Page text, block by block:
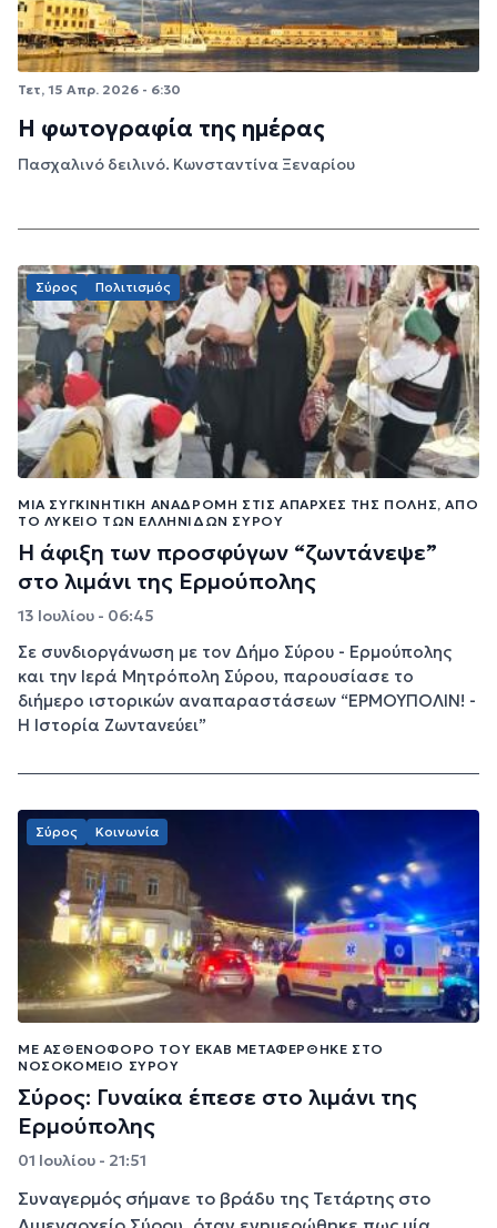
Τετ, 15 Απρ. 2026 - 6:30
Η φωτογραφία της ημέρας
Πασχαλινό δειλινό. Κωνσταντίνα Ξεναρίου
Σύρος Πολιτισμός
ΜΙΑ ΣΥΓΚΙΝΗΤΙΚΉ ΑΝΑΔΡΟΜΉ ΣΤΙΣ ΑΠΑΡΧΈΣ ΤΗΣ ΠΌΛΗΣ, ΑΠΌ
ΤΟ ΛΎΚΕΙΟ ΤΩΝ ΕΛΛΗΝΊΔΩΝ ΣΎΡΟΥ
Η άφιξη των προσφύγων “ζωντάνεψε”
στο λιμάνι της Ερμούπολης
13 Ιουλίου - 06:45
Σε συνδιοργάνωση με τον Δήμο Σύρου - Ερμούπολης
και την Ιερά Μητρόπολη Σύρου, παρουσίασε το
διήμερο ιστορικών αναπαραστάσεων “ΕΡΜΟΥΠΟΛΙΝ! -
Η Ιστορία Ζωντανεύει”
Σύρος Κοινωνία
ΜΕ ΑΣΘΕΝΟΦΌΡΟ ΤΟΥ ΕΚΑΒ ΜΕΤΑΦΈΡΘΗΚΕ ΣΤΟ
ΝΟΣΟΚΟΜΕΊΟ ΣΎΡΟΥ
Σύρος: Γυναίκα έπεσε στο λιμάνι της
Ερμούπολης
01 Ιουλίου - 21:51
Συναγερμός σήμανε το βράδυ της Τετάρτης στο